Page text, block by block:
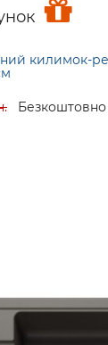
килимок-
Безкоштовно